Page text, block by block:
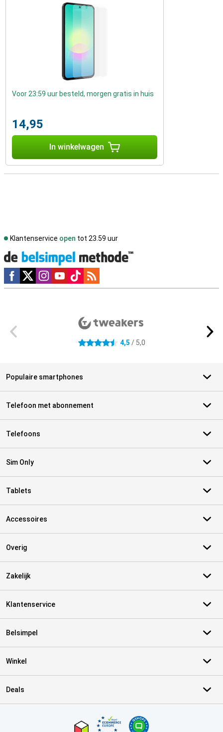
Voor 23:59 uur besteld, morgen gratis in huis
14,95
In winkelwagen
Klantenservice open tot 23.59 uur
Social media
4.5 sterren 4,5 / 5,0
Populaire smartphones
Telefoon met abonnement
Telefoons
Sim Only
Tablets
Accessoires
Overig
Zakelijk
Klantenservice
Belsimpel
Winkel
Deals